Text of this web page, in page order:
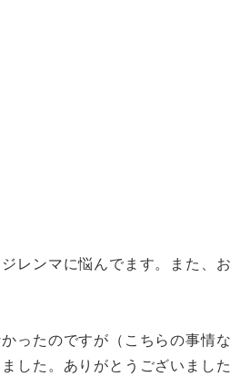
レンマに悩んでます。また、
ったのですが（こちらの事情
した。ありがとうございました